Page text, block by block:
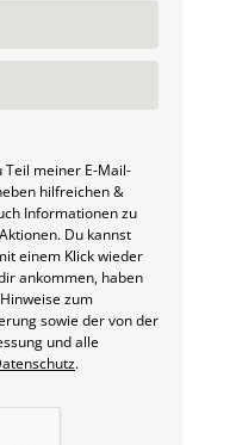
Teil meiner E-Mail-
hilfreichen &
Informationen zu
Du kannst
einem Klick wieder
ankommen, haben
zum
sowie der von der
und alle
.